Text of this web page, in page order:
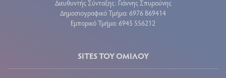
Διευθυντής Σύνταξης: Γιάννης Σπυρούνης
Δημοσιογραφικό Τμήμα: 6976 869414
Εμπορικό Τμήμα: 6945 556212
SITES ΤΟΥ ΟΜΙΛΟΥ